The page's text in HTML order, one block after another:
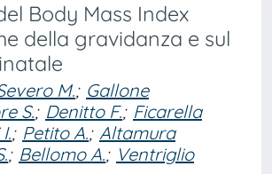
Body Mass Index
della gravidanza e sul
M.; Gallone
S.; Denitto F.; Ficarella
; Petito A.; Altamura
; Bellomo A.; Ventriglio